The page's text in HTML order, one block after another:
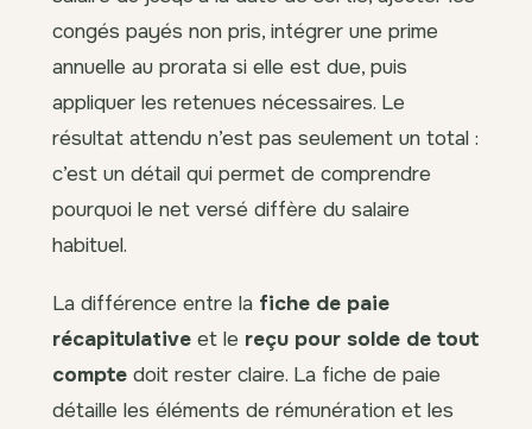
congés payés non pris, intégrer une prime
annuelle au prorata si elle est due, puis
appliquer les retenues nécessaires. Le
résultat attendu n’est pas seulement un total :
c’est un détail qui permet de comprendre
pourquoi le net versé diffère du salaire
habituel.
La différence entre la fiche de paie
récapitulative et le reçu pour solde de tout
compte doit rester claire. La fiche de paie
détaille les éléments de rémunération et les